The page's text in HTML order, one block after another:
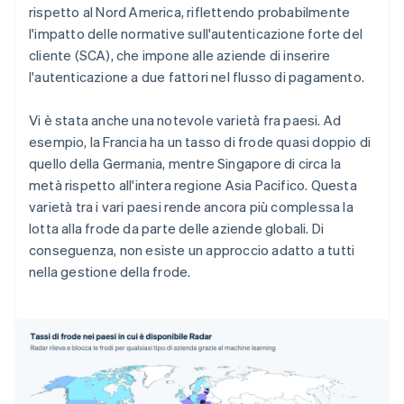
rispetto al Nord America, riflettendo probabilmente
l'impatto delle normative sull'autenticazione forte del
cliente (SCA), che impone alle aziende di inserire
l'autenticazione a due fattori nel flusso di pagamento.
Vi è stata anche una notevole varietà fra paesi. Ad
esempio, la Francia ha un tasso di frode quasi doppio di
quello della Germania, mentre Singapore di circa la
metà rispetto all'intera regione Asia Pacifico. Questa
varietà tra i vari paesi rende ancora più complessa la
lotta alla frode da parte delle aziende globali. Di
conseguenza, non esiste un approccio adatto a tutti
nella gestione della frode.